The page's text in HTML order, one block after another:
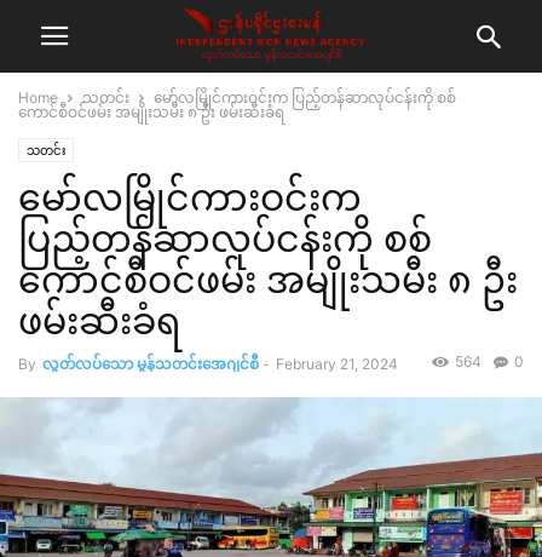
Home သတင်း
မော်လမြိုင်ကားဝင်းက ပြည့်တန်ဆာလုပ်ငန်းကို စစ်
ကောင်စီဝင်ဖမ်း အမျိုးသမီး ၈ ဦး ဖမ်းဆီးခံရ
သတင်း
မော်လမြိုင်ကားဝင်းက
ပြည့်တန်ဆာလုပ်ငန်းကို စစ်
ကောင်စီဝင်ဖမ်း အမျိုးသမီး ၈ ဦး
ဖမ်းဆီးခံရ
By လွတ်လပ်သော မွန်သတင်းအေဂျင်စီ - February 21, 2024 0
564